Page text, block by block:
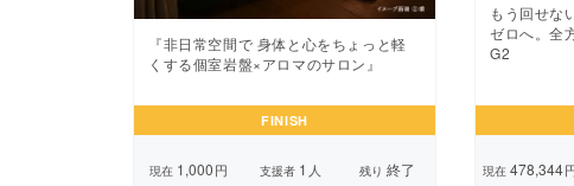
『非日常空間で 身体と心をちょっと軽
くする個室岩盤×アロマのサロン』
FINISH
現在1,000円 支援者 1 人 残り 終了
もう回せな
ゼロへ。全
G2
現在478,344